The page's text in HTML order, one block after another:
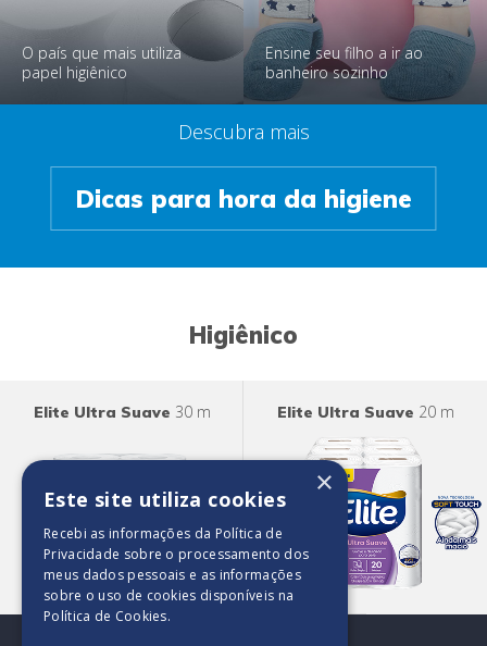
O país que mais utiliza
papel higiênico
Ensine seu filho a ir ao
banheiro sozinho
Descubra mais
Dicas para hora da higiene
Higiênico
Elite Ultra Suave 30 m Elite Ultra Suave 20 m
Procura algo mais?
Conheça toda nossa família
de produtos.
×
Este site utiliza cookies
Recebi as informações da Política de
Privacidade sobre o processamento dos
meus dados pessoais e as informações
sobre o uso de cookies disponíveis na
Política de Cookies.